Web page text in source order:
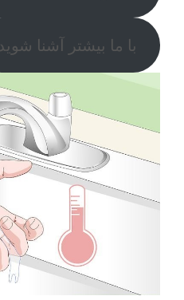
با ما بیشتر آشنا شوید